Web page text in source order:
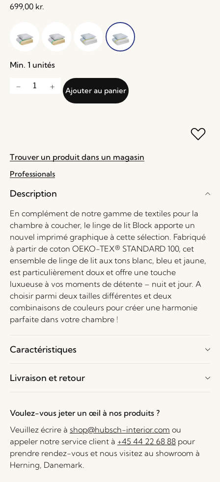
699,00 kr.
Min. 1 unités
Ajouter au panier
Trouver un produit dans un magasin
Professionals
Description
En complément de notre gamme de textiles pour la
chambre à coucher, le linge de lit Block apporte un
nouvel imprimé graphique à cette sélection. Fabriqué
à partir de coton OEKO-TEX® STANDARD 100, cet
ensemble de linge de lit aux tons blanc, bleu et jaune,
est particulièrement doux et offre une touche
luxueuse à vos moments de détente – nuit et jour. A
choisir parmi deux tailles différentes et deux
combinaisons de couleurs pour créer une harmonie
parfaite dans votre chambre !
Caractéristiques
Livraison et retour
Voulez-vous jeter un œil à nos produits ?
Veuillez écrire à shop@hubsch-interior.com ou
appeler notre service client à +45 44 22 68 88 pour
prendre rendez-vous et nous visitez au showroom à
Herning, Danemark.